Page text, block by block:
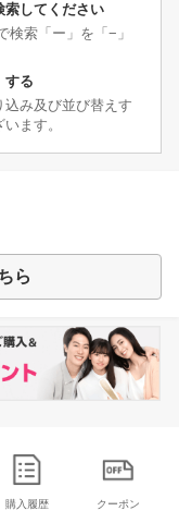
索してください
索「ー」を「−」
する
み及び並び替えす
ます。
ら
購入履歴 クーポン